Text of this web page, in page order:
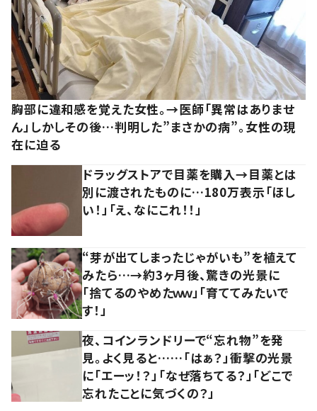
胸部に違和感を覚えた女性。→医師「異常はありませ
ん」しかしその後…判明した”まさかの病”。女性の現
在に迫る
ドラッグストアで目薬を購入→目薬とは
別に渡されたものに…180万表示「ほし
い！」「え、なにこれ！！」
“芽が出てしまったじゃがいも”を植えて
みたら…→約3ヶ月後、驚きの光景に
「捨てるのやめたｗｗ」「育ててみたいで
す！」
夜、コインランドリーで“忘れ物”を発
見。よく見ると……「はぁ？」衝撃の光景
に「エーッ！？」「なぜ落ちてる？」「どこで
忘れたことに気づくの？」